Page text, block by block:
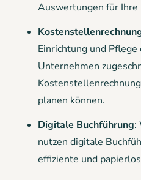
Auswertungen für Ihre
Einrichtung und Pflege
Unternehmen
planen können.
Digitale Buchführung:
nutzen digitale
effiziente und